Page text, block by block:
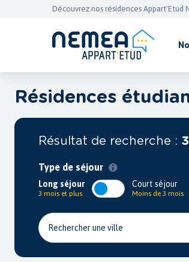
Découvrez nos résidences Appart'Etud
Résidences
Résultat de recherche :
Type de séjour
Long séjour
3 mois et plus
Court séjour
Moins de 3 mois
Rechercher une ville